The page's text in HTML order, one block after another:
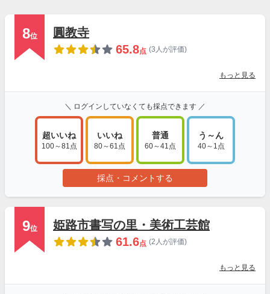
8位
圓教寺
65.8点 (3人が評価)
もっと見る
＼ ログインしていなくても採点できます ／
超いいね
100～81点
いいね
80～61点
普通
60～41点
う～ん
40～1点
採点・コメントする
9位
姫路市書写の里・美術工芸館
61.6点 (2人が評価)
もっと見る